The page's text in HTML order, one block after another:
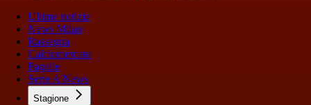
Ultime notizie
News Milan
Rassegna
Calciomercato
Pagelle
Serie A News
Stagione